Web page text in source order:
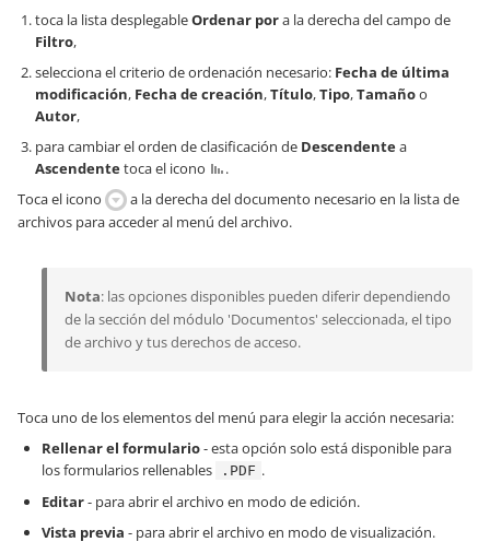
toca la lista desplegableOrdenar pora la derecha del campo de
Filtro,
selecciona el criterio de ordenación necesario: Fecha de última
modificación, Fecha de creación,Título,Tipo,Tamañoo
Autor,
para cambiar el orden de clasificación de Descendentea
Ascendentetoca el icono
.
Toca el icono
a la derecha del documento necesario en la lista de
archivos para acceder al menú del archivo.
Nota: las opciones disponibles pueden diferir dependiendo
de la sección del módulo 'Documentos' seleccionada, el tipo
de archivo y tus derechos de acceso.
Toca uno de los elementos del menú para elegir la acción necesaria:
Rellenar el formulario- esta opción solo está disponible para
los formularios rellenables
.PDF .
Editar- para abrir el archivo en modo de edición.
Vista previa - para abrir el archivo en modo de visualización.